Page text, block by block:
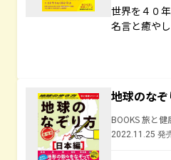
世界を４０
名言と癒や
地球のな
BOOKS 旅と健
2022.11.25 発